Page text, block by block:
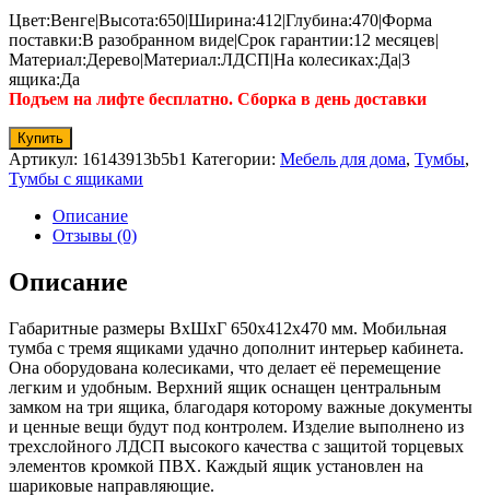
Цвет:Венге|Высота:650|Ширина:412|Глубина:470|Форма
поставки:В разобранном виде|Срок гарантии:12 месяцев|
Материал:Дерево|Материал:ЛДСП|На колесиках:Да|3
ящика:Да
Подъем на лифте бесплатно. Сборка в день доставки
Купить
Артикул: 16143913b5b1 Категории: Мебель для дома, Тумбы,
Тумбы с ящиками
Описание
Отзывы (0)
Описание
Габаритные размеры ВхШхГ 650x412x470 мм. Мобильная
тумба с тремя ящиками удачно дополнит интерьер кабинета.
Она оборудована колесиками, что делает её перемещение
легким и удобным. Верхний ящик оснащен центральным
замком на три ящика, благодаря которому важные документы
и ценные вещи будут под контролем. Изделие выполнено из
трехслойного ЛДСП высокого качества с защитой торцевых
элементов кромкой ПВХ. Каждый ящик установлен на
шариковые направляющие.